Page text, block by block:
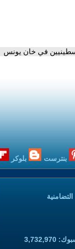
في خان يونس
بنترست بلوكر